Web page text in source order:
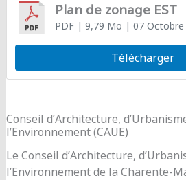
Plan de zonage EST
PDF| 9,79 Mo | 07 Octobre
Télécharger
Conseil d’Architecture,
l’Environnement (CAUE)
Le Conseil d’Architecture,
l’Environnement de la Charente-